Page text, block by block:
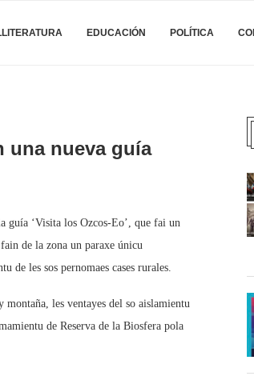
EDUCACIÓN POLÍTICA
una nueva guía
guía ‘Visita los Ozcos-Eo’, que fai un
de la zona un paraxe únicu
de les sos pernomaes cases rurales.
les ventayes del so aislamientu
de Reserva de la Biosfera pola